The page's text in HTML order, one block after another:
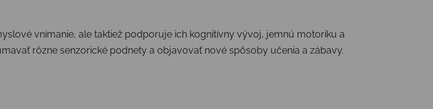
vnímanie, ale taktiež podporuje ich kognitívny vývoj, jemnú motoriku a
rôzne senzorické podnety a objavovať nové spôsoby učenia a zábavy.